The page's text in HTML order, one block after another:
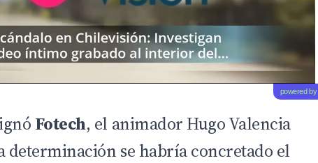
powered by
Fotech, el animador Hugo Valencia
determinación se habría concretado el